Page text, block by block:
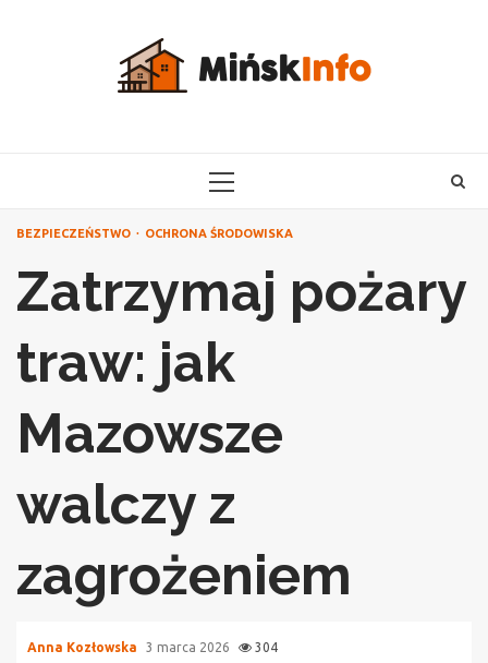
PRIMARY
BEZPIECZEŃSTWO OCHRONA ŚRODOWISKA
Zatrzymaj pożary
traw: jak
Mazowsze
walczy z
zagrożeniem
Anna Kozłowska 3 marca 2026 304